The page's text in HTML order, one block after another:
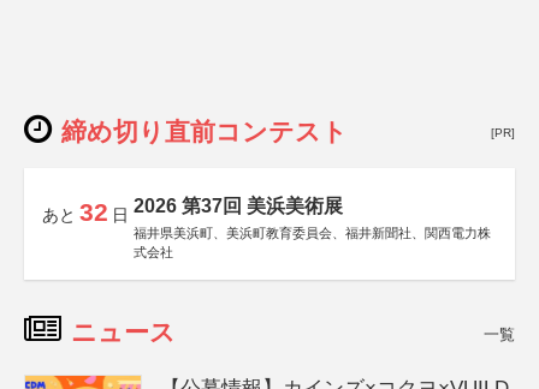
締め切り直前コンテスト [PR]
あと 32 日 2026 第37回 美浜美術展
福井県美浜町、美浜町教育委員会、福井新聞社、関西電力株
式会社
ニュース 一覧